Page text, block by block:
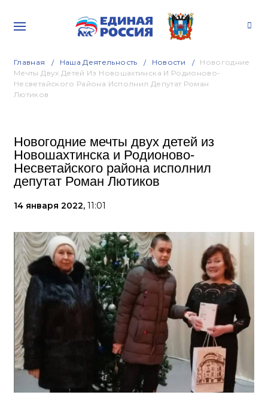
Главная Наша Деятельность Новости
Новогодние
Мечты Двух Детей Из Новошахтинска И Родионово-
Несветайского Района Исполнил Депутат Роман
Лютиков
Новогодние мечты двух детей из
Новошахтинска и Родионово-
Несветайского района исполнил
депутат Роман Лютиков
14 января 2022, 11:01